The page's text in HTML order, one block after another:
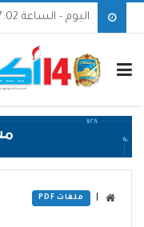
اليوم - الساعة 07:02 م بتوقيت مدينة عدن
ملفات PDF